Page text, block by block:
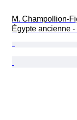
M. Champollion-
Égypte ancienne -